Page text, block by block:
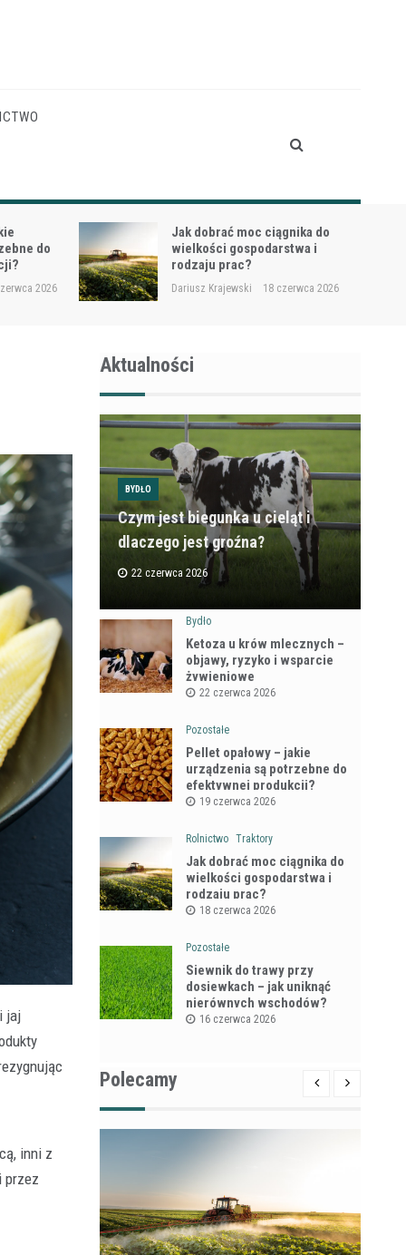
do
i
2026
Siewnik do trawy przy
dosiewkach – jak uniknąć
nierównych wschodów?
Dariusz Krajewski 16 czerwca 2026
jaj
inni z
przez
Aktualności
BYDŁO
Czym jest biegunka u cieląt i
dlaczego jest groźna?
22 czerwca 2026
Bydło
Ketoza u krów mlecznych –
objawy, ryzyko i wsparcie
żywieniowe
22 czerwca 2026
Pozostałe
Pellet opałowy – jakie
urządzenia są potrzebne do
efektywnej produkcji?
19 czerwca 2026
Rolnictwo Traktory
Jak dobrać moc ciągnika do
wielkości gospodarstwa i
rodzaju prac?
18 czerwca 2026
Pozostałe
Siewnik do trawy przy
dosiewkach – jak uniknąć
nierównych wschodów?
16 czerwca 2026
Polecamy